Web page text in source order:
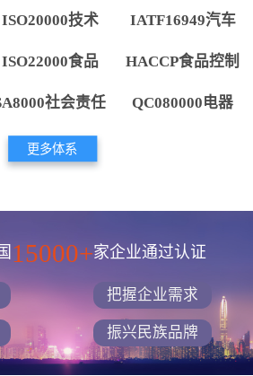
ISO20000技术 IATF16949汽车
ISO22000食品 HACCP食品控制
社会责任 QC080000电器
更多体系
15000+家企业通过认证
把握企业需求
振兴民族品牌